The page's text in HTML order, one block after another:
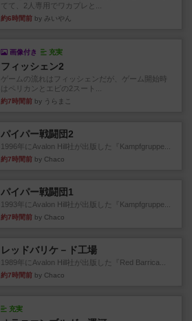
てて、2人専用でワカプレと...
約6時間前 by みいやん
画像付き 充実
フィッシェン2
ゲームの流れはフィッシェンだが、ゲーム開始時
はペリカンとエビの2スート...
約7時間前 by うらまこ
パイパー戦闘団2
1996年にAvalon Hill社が出版した『Kampfgruppe...
約7時間前 by Chaco
パイパー戦闘団1
1993年にAvalon Hill社が出版した『Kampfgruppe...
約7時間前 by Chaco
レッドバリケ－ド工場
1989年にAvalon Hill社が出版した『Red Barrica...
約7時間前 by Chaco
充実